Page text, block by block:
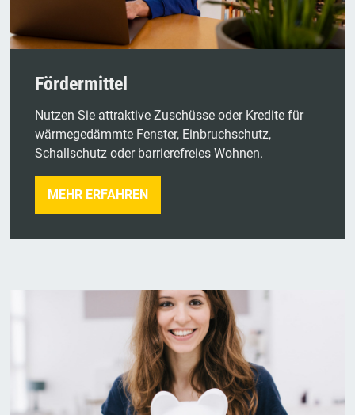
Fördermittel
Nutzen Sie attraktive Zuschüsse oder Kredite für
wärmegedämmte Fenster, Einbruchschutz,
Schallschutz oder barrierefreies Wohnen.
MEHR ERFAHREN